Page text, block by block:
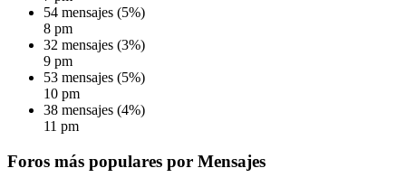
54 mensajes (5%)
8 pm
32 mensajes (3%)
9 pm
53 mensajes (5%)
10 pm
38 mensajes (4%)
11 pm
Foros más populares por Mensajes